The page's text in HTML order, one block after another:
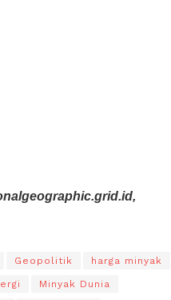
Geopolitik harga minyak
Minyak Dunia